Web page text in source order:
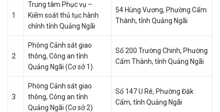
1
Trung tâm Phục vụ –
Kiểm soát thủ tục hành
chính tỉnh Quảng Ngãi
54 Hùng Vương, Phường Cẩm
Thành, tỉnh Quảng Ngãi
2
Phòng Cảnh sát giao
thông, Công an tỉnh
Quảng Ngãi (Cơ sở 1)
Số 200 Trường Chinh, Phường
Cẩm Thành, tỉnh Quảng Ngãi
3
Phòng Cảnh sát giao
thông, Công an tỉnh
Quảng Ngãi (Cơ sở 2)
Số 147 U Rê, Phường Đăk
Cấm, tỉnh Quảng Ngãi